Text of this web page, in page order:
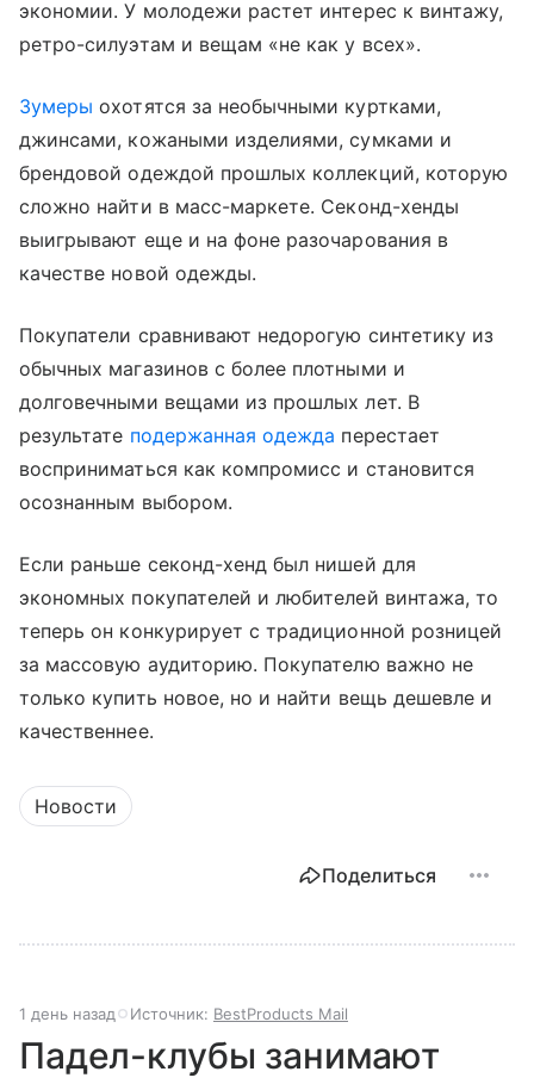
экономии. У молодежи растет интерес к винтажу,
ретро-силуэтам и вещам «не как у всех».
Зумеры охотятся за необычными куртками,
джинсами, кожаными изделиями, сумками и
брендовой одеждой прошлых коллекций, которую
сложно найти в масс-маркете. Секонд-хенды
выигрывают еще и на фоне разочарования в
качестве новой одежды.
Покупатели сравнивают недорогую синтетику из
обычных магазинов с более плотными и
долговечными вещами из прошлых лет. В
результате подержанная одежда перестает
восприниматься как компромисс и становится
осознанным выбором.
Если раньше секонд-хенд был нишей для
экономных покупателей и любителей винтажа, то
теперь он конкурирует с традиционной розницей
за массовую аудиторию. Покупателю важно не
только купить новое, но и найти вещь дешевле и
качественнее.
Новости
Поделиться
1 день назад Источник: BestProducts Mail
Падел-клубы занимают